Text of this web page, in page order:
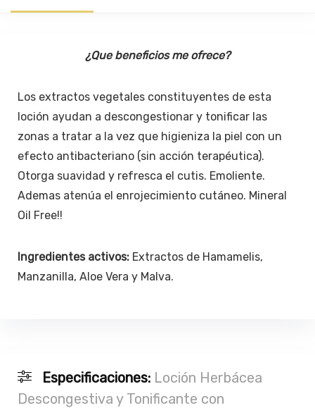
¿Que beneficios me ofrece?
Los extractos vegetales constituyentes de esta
loción ayudan a descongestionar y tonificar las
zonas a tratar a la vez que higieniza la piel con un
efecto antibacteriano (sin acción terapéutica).
Otorga suavidad y refresca el cutis. Emoliente.
Ademas atenúa el enrojecimiento cutáneo. Mineral
Oil Free!!
Ingredientes activos: Extractos de Hamamelis,
Manzanilla, Aloe Vera y Malva.
Especificaciones: Loción Herbácea
Descongestiva y Tonificante con